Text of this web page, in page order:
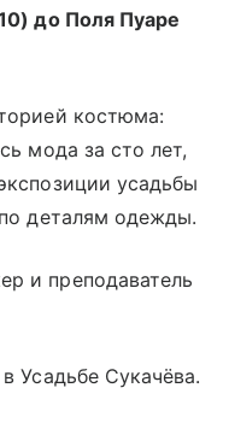
до Поля Пуаре
костюма:
мода за сто лет,
усадьбы
деталям одежды.
и преподаватель
Усадьбе Сукачёва.